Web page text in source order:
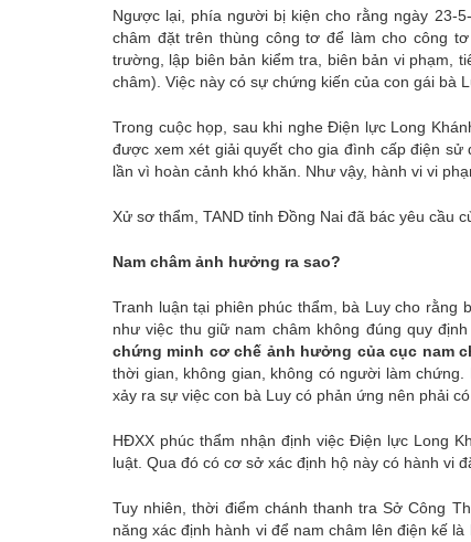
Ngược lại, phía người bị kiện cho rằng ngày 23-
châm đặt trên thùng công tơ để làm cho công
trường, lập biên bản kiểm tra, biên bản vi phạm,
châm). Việc này có sự chứng kiến của con gái bà
Trong cuộc họp, sau khi nghe Điện lực Long
được xem xét giải quyết cho gia đình cấp điện
lần vì hoàn cảnh khó khăn. Như vậy, hành vi vi
Xử sơ thẩm, TAND tỉnh Đồng Nai đã bác yêu cầu
Nam châm ảnh hưởng ra sao?
Tranh luận tại phiên phúc thẩm, bà Luy cho rằng
như việc thu giữ nam châm không đúng quy
chứng minh cơ chế ảnh hưởng của cục nam
thời gian, không gian, không có người làm
xảy ra sự việc con bà Luy có phản ứng nên phải
HĐXX phúc thẩm nhận định việc Điện lực Long
luật. Qua đó có cơ sở xác định hộ này có hành vi
Tuy nhiên, thời điểm chánh thanh tra Sở Công
năng xác định hành vi để nam châm lên điện kế